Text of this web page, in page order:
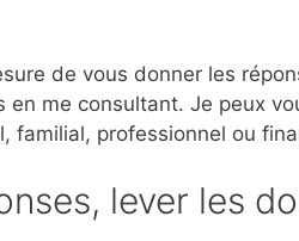
de vous donner les
me consultant. Je peux
familial, professionnel ou
lever les